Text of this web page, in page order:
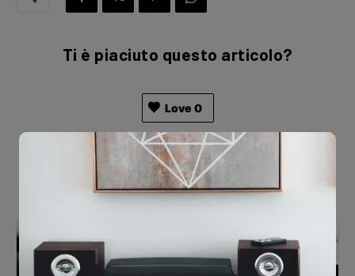
Ti è piaciuto questo articolo?
Love 0
Articoli Correlati